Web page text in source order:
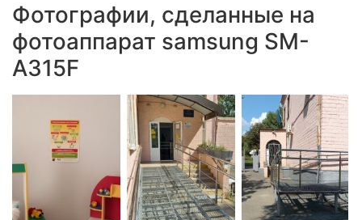
Фотографии, сделанные на
фотоаппарат samsung SM-
A315F